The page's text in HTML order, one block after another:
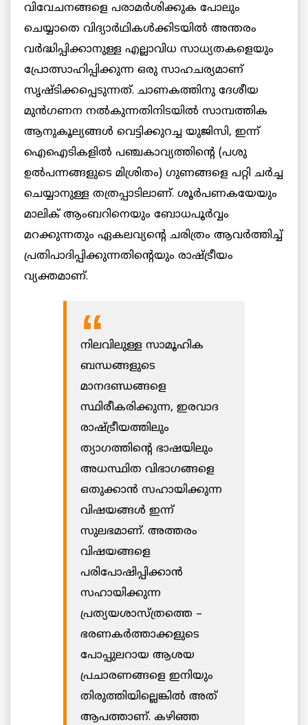
വിവേചനങ്ങളെ പരാമർശിക്കുക പോലും
ചെയ്യാതെ വിദ്യാർഥികൾക്കിടയിൽ അന്തരം
വർദ്ധിപ്പിക്കാനുള്ള എല്ലാവിധ സാധ്യതകളെയും
പ്രോത്സാഹിപ്പിക്കുന്ന ഒരു സാഹചര്യമാണ്
സൃഷ്ടിക്കപ്പെടുന്നത്. ചാണകത്തിനു ദേശീയ
മുൻഗണന നൽകുന്നതിനിടയിൽ സാമ്പത്തിക
ആനുകൂല്യങ്ങൾ വെട്ടിക്കുറച്ച യുജിസി, ഇന്ന്
ഐഐടികളിൽ പഞ്ചകാവ്യത്തിന്റെ (പശു
ഉൽപന്നങ്ങളുടെ മിശ്രിതം) ഗുണങ്ങളെ പറ്റി ചർച്ച
ചെയ്യാനുള്ള തത്രപ്പാടിലാണ്. ശൂർപണകയേയും
മാലിക് ആംബറിനെയും ബോധപൂർവ്വം
മറക്കുന്നതും ഏകലവ്യന്റെ ചരിത്രം ആവർത്തിച്ച്
പ്രതിപാദിപ്പിക്കുന്നതിന്റെയും രാഷ്ട്രീയം
വ്യക്തമാണ്.
നിലവിലുള്ള സാമൂഹിക
ബന്ധങ്ങളുടെ
മാനദണ്ഡങ്ങളെ
സ്ഥിരീകരിക്കുന്ന, ഇരവാദ
രാഷ്ട്രീയത്തിലും
ത്യാഗത്തിന്റെ ഭാഷയിലും
അധസ്ഥിത വിഭാഗങ്ങളെ
ഒതുക്കാൻ സഹായിക്കുന്ന
വിഷയങ്ങൾ ഇന്ന്
സുലഭമാണ്. അത്തരം
വിഷയങ്ങളെ
പരിപോഷിപ്പിക്കാൻ
സഹായിക്കുന്ന
പ്രത്യയശാസ്ത്രത്തെ –
ഭരണകർത്താക്കളുടെ
പോപ്പുലറായ ആശയ
പ്രചാരണങ്ങളെ ഇനിയും
തിരുത്തിയില്ലെങ്കിൽ അത്
ആപത്താണ്. കഴിഞ്ഞ